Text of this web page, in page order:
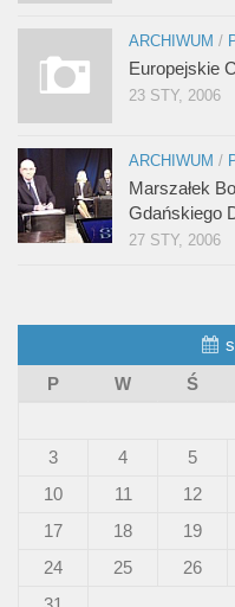
ARCHIWUM /
Europejskie
23 STY, 2006
ARCHIWUM /
Marszałek
Gdańskiego
27 STY, 2006
P
W Ś
3
4 5
10
11 12
17
18 19
24
25 26